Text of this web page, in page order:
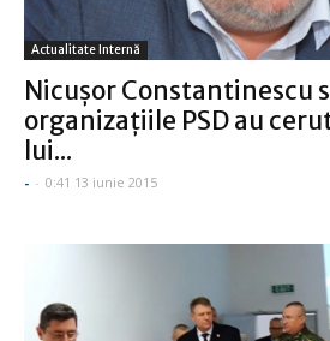
Actualitate Internă
Nicuşor Constantinescu
organizaţiile PSD au
lui...
- - 0:41 13 iunie 2015